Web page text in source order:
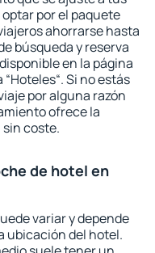
por el paquete
ahorrarse hasta
búsqueda y reserva
en la página
Si no estás
por alguna razón
ofrece la
coste.
de hotel en
variar y depende
ubicación del hotel.